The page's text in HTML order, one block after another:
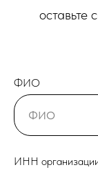
оставьте
ФИО
ИНН